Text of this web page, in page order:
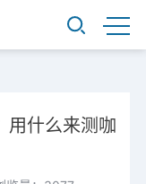
用什么来测咖